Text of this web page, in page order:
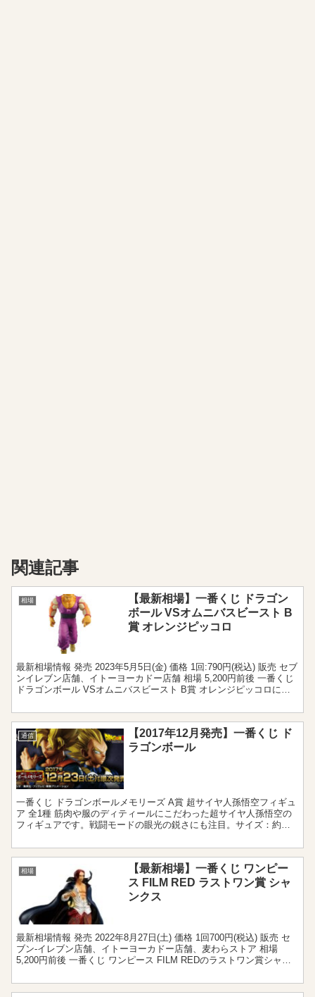
関連記事
相場
【最新相場】一番くじ ドラゴン
ボール VSオムニバスビースト B
賞 オレンジピッコロ
最新相場情報 発売 2023年5月5日(金) 価格 1回:790円(税込) 販売 セブ
ンイレブン店舗、イトーヨーカドー店舗 相場 5,200円前後 一番くじ
ドラゴンボール VSオムニバスビースト B賞 オレンジピッコロに関
通信
【2017年12月発売】一番くじ ド
ラゴンボール
一番くじ ドラゴンボールメモリーズ A賞 超サイヤ人孫悟空フィギュ
ア 全1種 筋肉や服のディティールにこだわった超サイヤ人孫悟空の
フィギュアです。戦闘モードの眼光の鋭さにも注目。サイズ：約
相場
【最新相場】一番くじ ワンピー
ス FILM RED ラストワン賞 シャ
ンクス
最新相場情報 発売 2022年8月27日(土) 価格 1回700円(税込) 販売 セ
ブン‐イレブン店舗、イトーヨーカドー店舗、麦わらストア 相場
5,200円前後 一番くじ ワンピース FILM REDのラストワン賞シャン